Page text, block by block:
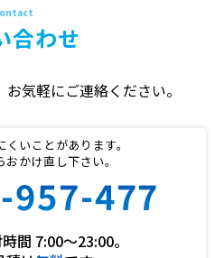
合わせ
気軽にご連絡ください。
いことがあります。
かけ直し下さい。
957-477
間 7:00〜23:00。